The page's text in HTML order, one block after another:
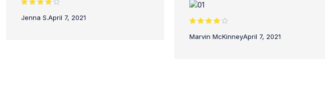
out of 5
Jenna S.April 7, 2021
out of 5
Marvin McKinneyApril 7, 2021